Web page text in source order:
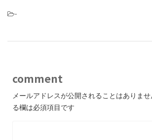
-
comment
メールアドレスが公開されることはありませ
る欄は必須項目です